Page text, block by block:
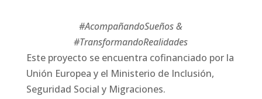
#AcompañandoSueños &
#TransformandoRealidades
Este proyecto se encuentra cofinanciado por la
Unión Europea y el Ministerio de Inclusión,
Seguridad Social y Migraciones.